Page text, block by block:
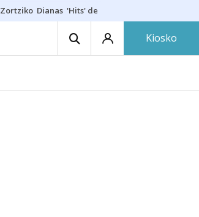
Zortziko Dianas 'Hits' de las txarangas
Kiosko